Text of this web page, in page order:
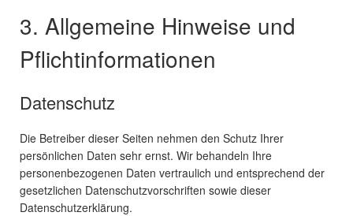
3. Allgemeine Hinweise und
Pflicht­informationen
Datenschutz
Die Betreiber dieser Seiten nehmen den Schutz Ihrer
persönlichen Daten sehr ernst. Wir behandeln Ihre
personenbezogenen Daten vertraulich und entsprechend der
gesetzlichen Datenschutzvorschriften sowie dieser
Datenschutzerklärung.